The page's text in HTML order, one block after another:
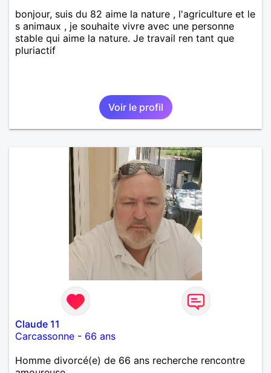
bonjour, suis du 82 aime la nature , l'agriculture et le
s animaux , je souhaite vivre avec une personne
stable qui aime la nature. Je travail ren tant que
pluriactif
Voir le profil
Claude 11
Carcassonne - 66 ans
Homme divorcé(e) de 66 ans recherche rencontre